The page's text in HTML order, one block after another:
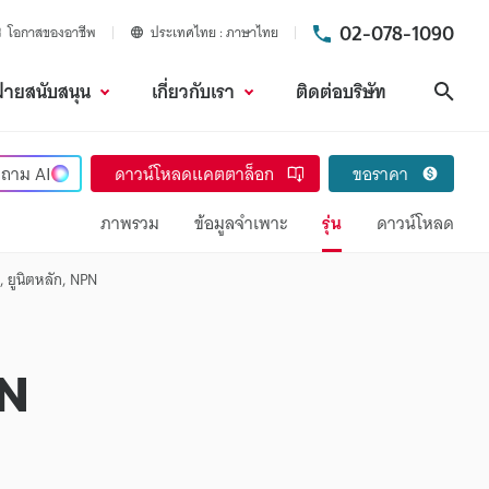
โอกาสของอาชีพ ประเทศไทย ภาษาไทย 02-078-1090
ยสนับสนุน เกี่ยวกับเรา ติดต่อบริษัท
ถามAI ดาวน์โหลดแคตตาล็อก
ขอราคา
ภาพรวม
ข้อมูลจำเพาะ รุ่น ดาวน์โหลด
ยูนิตหลัก, NPN